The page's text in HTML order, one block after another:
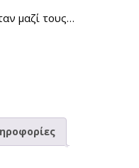
μαζί τους…